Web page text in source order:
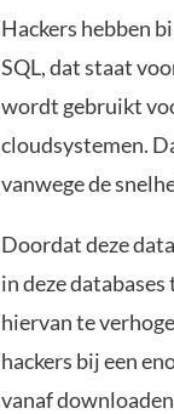
Hackers hebben
SQL, dat staat
wordt gebruikt
cloudsystemen.
vanwege de
Doordat deze
in deze
hiervan te
hackers bij een
vanaf